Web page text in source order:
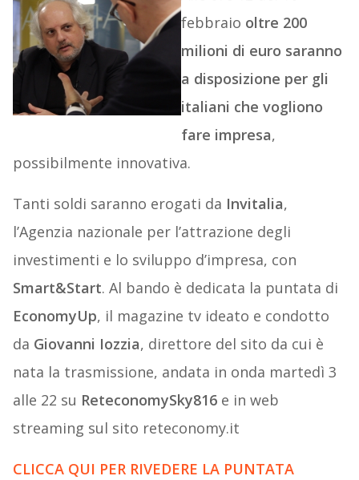
febbraio oltre 200
milioni di euro saranno
a disposizione per gli
italiani che vogliono
fare impresa,
possibilmente innovativa.
Tanti soldi saranno erogati da Invitalia,
l’Agenzia nazionale per l’attrazione degli
investimenti e lo sviluppo d’impresa, con
Smart&Start. Al bando è dedicata la puntata di
EconomyUp, il magazine tv ideato e condotto
da Giovanni Iozzia, direttore del sito da cui è
nata la trasmissione, andata in onda martedì 3
alle 22 su ReteconomySky816e in web
streaming sul sito reteconomy.it
CLICCA QUI PER RIVEDERE LA PUNTATA